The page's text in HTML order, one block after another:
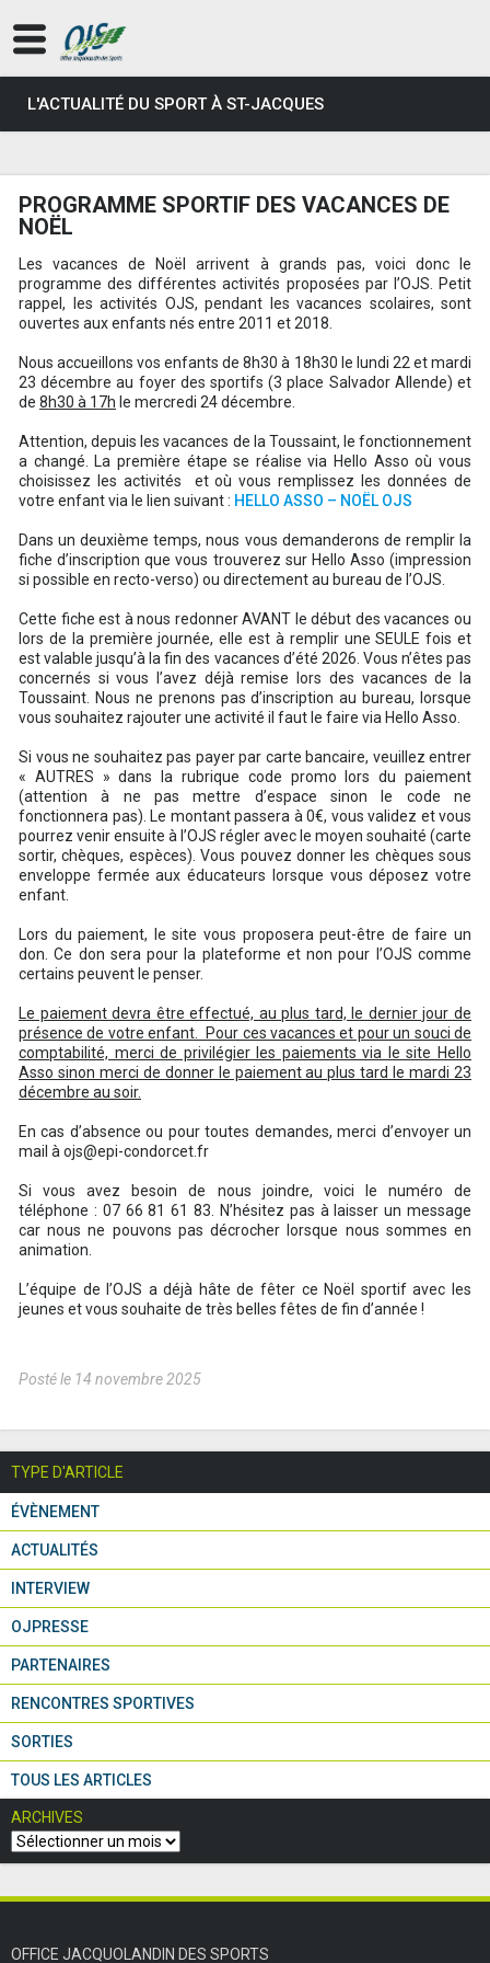
L'ACTUALITÉ DU SPORT À ST-JACQUES
PROGRAMME SPORTIF DES VACANCES DE
NOËL
Les vacances de Noël arrivent à grands pas, voici donc le
programme des différentes activités proposées par l’OJS. Petit
rappel, les activités OJS, pendant les vacances scolaires, sont
ouvertes auxenfants nés entre 2011 et 2018
Nous accueillons vos enfants de 8h30 à 18h30 le lundi 22 et mardi
23 décembre au foyer des sportifs (3 place Salvador Allende) et
de 8h30 à 17h le mercredi 24 décembre.
Attention, depuis les vacances de la Toussaint, le fonctionnement
a changé. La première étape se réalise via Hello Asso où vous
choisissez les activités et où vous remplissez les données de
votre enfant via le lien suivant : HELLO ASSO – NOËL OJS
Dans un deuxième temps, nous vous demanderons de remplir la
fiche d’inscription que vous trouverez sur Hello Asso (impression
si possible en recto-verso) ou directement au bureau de l’OJS
Cette fiche est à nous redonner AVANT le début des vacances ou
lors de la première journée, elle est à remplir une SEULE fois et
est valable jusqu’à la fin des vacances d’été 2026. Vous n’êtes pas
concernés si vous l’avez déjà remise lors des vacances de la
Toussaint.
Nous ne prenons pas d’inscription au bureau, lorsque
vous souhaitez rajouter une activité il faut le faire via Hello Asso.
Si vous ne souhaitez pas payer par carte bancaire, veuillez entrer
« AUTRES » dans la rubrique code promo lors du paiement
(attention à ne pas mettre d’espace sinon le code ne
fonctionnera pas). Le montant passera à 0€, vous validez et vous
pourrez venir ensuite à l’OJS régler avec le moyen souhaité (carte
sortir, chèques, espèces). Vous pouvez donner les chèques sous
enveloppe fermée aux éducateurs lorsque vous déposez votre
enfant.
Lors du paiement, le site vous proposera peut-être de faire un
don. Ce don sera pour la plateforme et non pour l’OJS comme
certains peuvent le penser.
Le paiement devra être effectué, au plus tard, le dernier jour de
présence de votre enfant. Pour ces vacances et pour un souci de
comptabilité, merci de privilégier les paiements via le site Hello
Asso sinon merci de donner le paiement au plus tard le mardi 23
décembre au soir.
En cas d’absence ou pour toutes demandes, merci d’envoyer un
mail à ojs@epi-condorcet.fr
Si vous avez besoin de nous joindre, voici le numéro de
téléphone : 07 66 81 61 83 . N’hésitez pas à laisser un message
car nous ne pouvons pas décrocher lorsque nous sommes en
animation.
L’équipe de l’OJS a déjà hâte de fêter ce Noël sportif avec les
jeunes et vous souhaite de très belles fêtes de fin d’année !
Posté le 14 novembre 2025
TYPE D'ARTICLE
ÉVÈNEMENT
ACTUALITÉS
INTERVIEW
OJPRESSE
PARTENAIRES
RENCONTRES SPORTIVES
SORTIES
TOUS LES ARTICLES
ARCHIVES
OFFICE JACQUOLANDIN DES SPORTS